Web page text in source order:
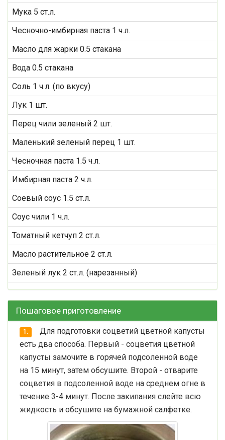
Мука 5 ст.л.
Чесночно-имбирная паста 1 ч.л.
Масло для жарки 0.5 стакана
Вода 0.5 стакана
Соль 1 ч.л. (по вкусу)
Лук 1 шт.
Перец чили зеленый 2 шт.
Маленький зеленый перец 1 шт.
Чесночная паста 1.5 ч.л.
Имбирная паста 2 ч.л.
Соевый соус 1.5 ст.л.
Соус чили 1 ч.л.
Томатный кетчуп 2 ст.л.
Масло растительное 2 ст.л.
Зеленый лук 2 ст.л. (нарезанный)
Пошаговое приготовление
1.
Для подготовки соцветий цветной капусты
есть два способа. Первый - соцветия цветной
капусты замочите в горячей подсоленной воде
на 15 минут, затем обсушите. Второй - отварите
соцветия в подсоленной воде на среднем огне в
течение 3-4 минут. После закипания слейте всю
жидкость и обсушите на бумажной салфетке.